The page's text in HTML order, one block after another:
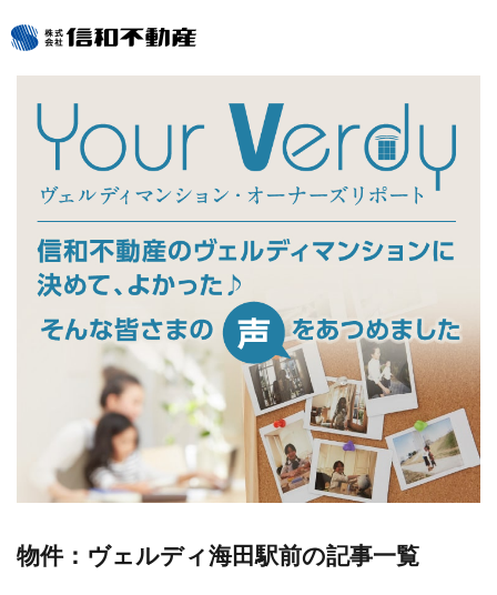
物件：ヴェルディ海田駅前の記事一覧